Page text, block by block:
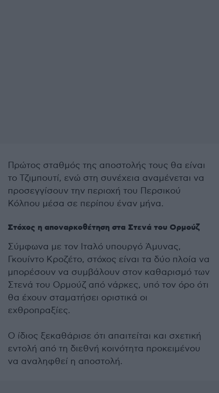
Πρώτος σταθμός της αποστολής τους θα είναι
το Τζιμπουτί, ενώ στη συνέχεια αναμένεται να
προσεγγίσουν την περιοχή του Περσικού
Κόλπου μέσα σε περίπου έναν μήνα.
Στόχος η αποναρκοθέτηση στα Στενά του Ορμούζ
Σύμφωνα με τον Ιταλό υπουργό Άμυνας,
Γκουίντο Κροζέτο, στόχος είναι τα δύο πλοία να
μπορέσουν να συμβάλουν στον καθαρισμό των
Στενά του Ορμούζ από νάρκες, υπό τον όρο ότι
θα έχουν σταματήσει οριστικά οι
εχθροπραξίες.
Ο ίδιος ξεκαθάρισε ότι απαιτείται και σχετική
εντολή από τη διεθνή κοινότητα προκειμένου
να αναληφθεί η αποστολή.